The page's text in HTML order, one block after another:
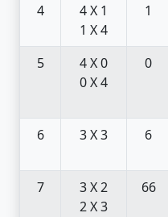
4
4 X 1
1 X 4
1
5
4 X 0
0 X 4
0
6
3 X 3 6
7
3 X 2
2 X 3
66